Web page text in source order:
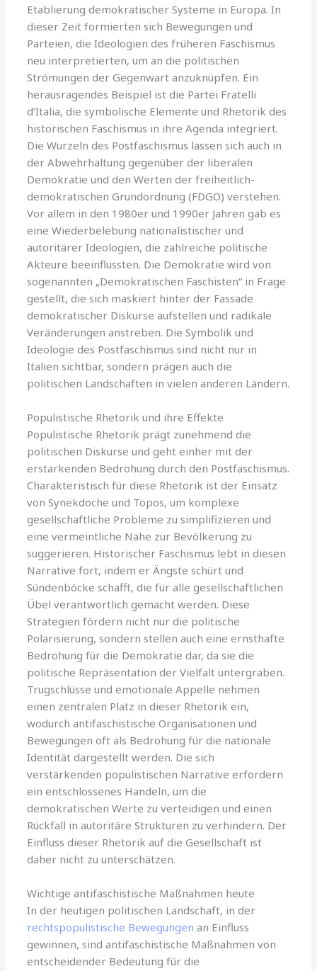
Etablierung demokratischer Systeme in Europa. In
dieser Zeit formierten sich Bewegungen und
Parteien, die Ideologien des früheren Faschismus
neu interpretierten, um an die politischen
Strömungen der Gegenwart anzuknüpfen. Ein
herausragendes Beispiel ist die Partei Fratelli
d’Italia, die symbolische Elemente und Rhetorik des
historischen Faschismus in ihre Agenda integriert.
Die Wurzeln des Postfaschismus lassen sich auch in
der Abwehrhaltung gegenüber der liberalen
Demokratie und den Werten der freiheitlich-
demokratischen Grundordnung (FDGO) verstehen.
Vor allem in den 1980er und 1990er Jahren gab es
eine Wiederbelebung nationalistischer und
autoritärer Ideologien, die zahlreiche politische
Akteure beeinflussten. Die Demokratie wird von
sogenannten „Demokratischen Faschisten“ in Frage
gestellt, die sich maskiert hinter der Fassade
demokratischer Diskurse aufstellen und radikale
Veränderungen anstreben. Die Symbolik und
Ideologie des Postfaschismus sind nicht nur in
Italien sichtbar, sondern prägen auch die
politischen Landschaften in vielen anderen Ländern.
Populistische Rhetorik und ihre Effekte
Populistische Rhetorik prägt zunehmend die
politischen Diskurse und geht einher mit der
erstarkenden Bedrohung durch den Postfaschismus.
Charakteristisch für diese Rhetorik ist der Einsatz
von Synekdoche und Topos, um komplexe
gesellschaftliche Probleme zu simplifizieren und
eine vermeintliche Nähe zur Bevölkerung zu
suggerieren. Historischer Faschismus lebt in diesen
Narrative fort, indem er Ängste schürt und
Sündenböcke schafft, die für alle gesellschaftlichen
Übel verantwortlich gemacht werden. Diese
Strategien fördern nicht nur die politische
Polarisierung, sondern stellen auch eine ernsthafte
Bedrohung für die Demokratie dar, da sie die
politische Repräsentation der Vielfalt untergraben.
Trugschlüsse und emotionale Appelle nehmen
einen zentralen Platz in dieser Rhetorik ein,
wodurch antifaschistische Organisationen und
Bewegungen oft als Bedrohung für die nationale
Identität dargestellt werden. Die sich
verstärkenden populistischen Narrative erfordern
ein entschlossenes Handeln, um die
demokratischen Werte zu verteidigen und einen
Rückfall in autoritäre Strukturen zu verhindern. Der
Einfluss dieser Rhetorik auf die Gesellschaft ist
daher nicht zu unterschätzen.
Wichtige antifaschistische Maßnahmen heute
In der heutigen politischen Landschaft, in der
rechtspopulistische Bewegungen an Einfluss
gewinnen, sind antifaschistische Maßnahmen von
entscheidender Bedeutung für die